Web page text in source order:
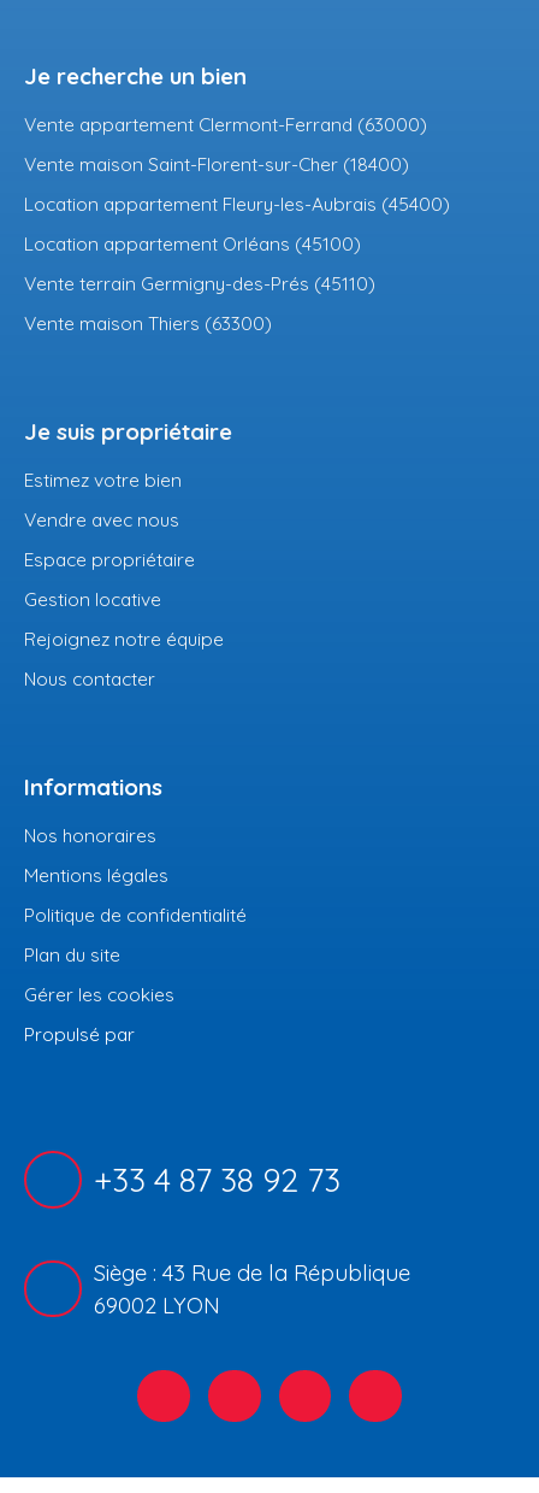
Je recherche un bien
Vente appartement Clermont-Ferrand (63000)
Vente maison Saint-Florent-sur-Cher (18400)
Location appartement Fleury-les-Aubrais (45400)
Location appartement Orléans (45100)
Vente terrain Germigny-des-Prés (45110)
Vente maison Thiers (63300)
Je suis propriétaire
Estimez votre bien
Vendre avec nous
Espace propriétaire
Gestion locative
Rejoignez notre équipe
Nous contacter
Informations
Nos honoraires
Mentions légales
Politique de confidentialité
Plan du site
Gérer les cookies
Propulsé par
+33 4 87 38 92 73
Siège : 43 Rue de la République
69002 LYON